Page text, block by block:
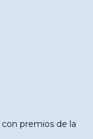
premios de la